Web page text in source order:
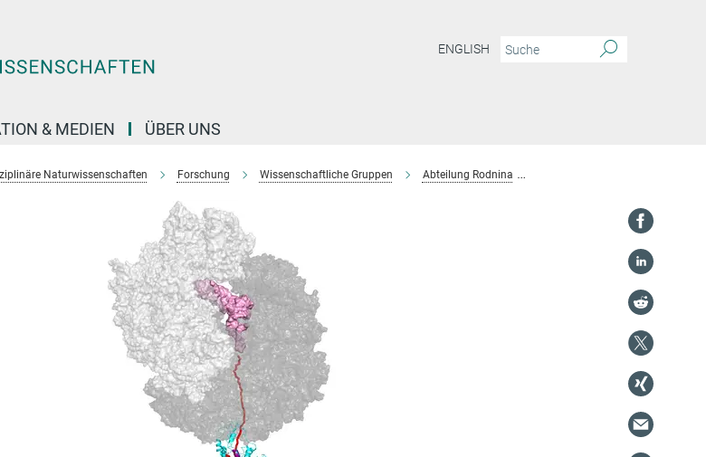
ENGLISH
& MEDIEN ÜBER UNS
Naturwissenschaften Forschung Wissenschaftliche Gruppen Abteilung Rodnina